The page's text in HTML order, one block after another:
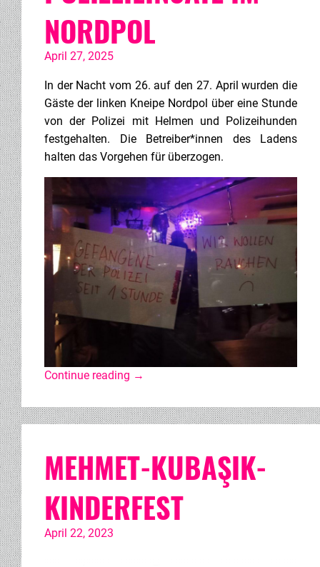
NORDPOL
April 27, 2025
In der Nacht vom 26. auf den 27. April wurden die
Gäste der linken Kneipe Nordpol über eine Stunde
von der Polizei mit Helmen und Polizeihunden
festgehalten. Die Betreiber*innen des Ladens
halten das Vorgehen für überzogen.
Continue reading →
MEHMET-KUBAŞIK-
KINDERFEST
April 22, 2023